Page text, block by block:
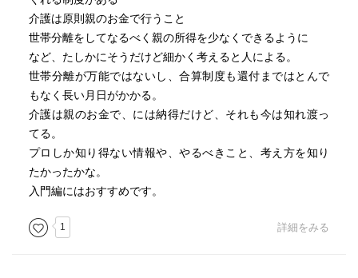
介護は原則親のお金で行うこと
世帯分離をしてなるべく親の所得を少なくできるように
など、たしかにそうだけど細かく考えると人による。
世帯分離が万能ではないし、合算制度も還付まではとんで
もなく長い月日がかかる。
介護は親のお金で、には納得だけど、それも今は知れ渡っ
てる。
プロしか知り得ない情報や、やるべきこと、考え方を知り
たかったかな。
入門編にはおすすめです。
1 詳細をみる